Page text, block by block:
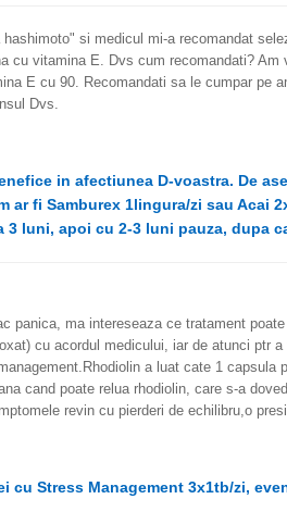
si medicul mi-a recomandat
cu vitamina E. Dvs cum recomandati? Am
E cu 90. Recomandati sa le cumpar pe
Dvs.
in afectiunea D-voastra. De
fi Samburex 1lingura/zi sau Acai
luni, apoi cu 2-3 luni pauza, dupa
panica, ma intereseaza ce tratament
cu acordul medicului, iar de atunci ptr
a luat cate 1 capsula
cand poate relua rhodiolin, care s-a
revin cu pierderi de echilibru,o
cu Stress Management 3x1tb/zi,